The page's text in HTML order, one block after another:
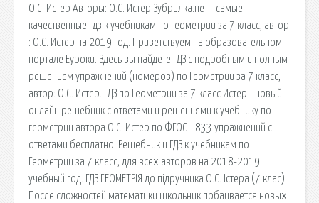
О.С. Истер Авторы: О.С. Истер Зубрилка.нет - самые
качественные гдз к учебникам по геометрии за 7 класс, автор
: О.С. Истер на 2019 год. Приветствуем на образовательном
портале Еуроки. Здесь вы найдете ГДЗ с подробным и полным
решением упражнений (номеров) по Геометрии за 7 класс,
автор: О.С. Истер. ГДЗ по Геометрии за 7 класс Истер - новый
онлайн решебник с ответами и решениями к учебнику по
геометрии автора О.С. Истер по ФГОС - 833 упражнений с
ответами бесплатно. Решебник и ГДЗ к учебникам по
Геометрии за 7 класс, для всех авторов на 2018-2019
учебный год. ГДЗ ГЕОМЕТРІЯ до підручника О.С. Істера (7 клас).
После сложностей математики школьник побаивается новых